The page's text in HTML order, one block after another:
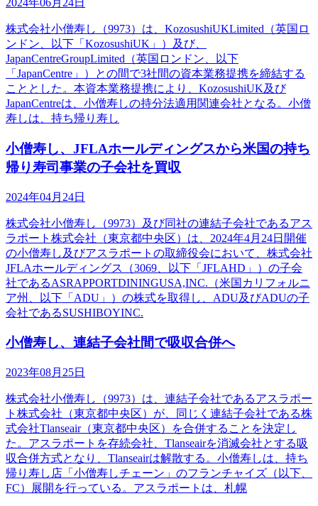
2024年06月24日
株式会社小僧寿し（9973）は、KozosushiUKLimited（英国ロ
ンドン、以下「KozosushiUK」）及び、
JapanCentreGroupLimited（英国ロンドン、以下
「JapanCentre」）との間で3社間の資本業務提携を締結する
こととした。本資本業務提携により、KozosushiUK及び
JapanCentreは、小僧寿しの持分法適用関連会社となる。小僧
寿しは、持ち帰り寿し
小僧寿し、JFLAホールディングスから米国の持ち
帰り寿司事業の子会社を買収
2024年04月24日
株式会社小僧寿し（9973）及び同社の連結子会社であるアス
ラポート株式会社（東京都中央区）は、2024年4月24日開催
の小僧寿し及びアスラポートの取締役会において、株式会社
JFLAホールディングス（3069、以下「JFLAHD」）の子会
社であるASRAPPORTDININGUSA,INC.（米国カリフォルニ
ア州、以下「ADU」）の株式を取得し、ADU及びADUの子
会社であるSUSHIBOYINC.
小僧寿し、連結子会社間で吸収合併へ
2023年08月25日
株式会社小僧寿し（9973）は、連結子会社であるアスラポー
ト株式会社（東京都中央区）が、同じく連結子会社である株
式会社Tlanseair（東京都中央区）を合併することを決定し
た。アスラポートを存続会社、Tlanseairを消滅会社とする吸
収合併方式となり、Tlanseairは解散する。小僧寿しは、持ち
帰り寿し店「小僧寿しチェーン」のフランチャイズ（以下、
FC）展開を行っている。アスラポートは、札幌